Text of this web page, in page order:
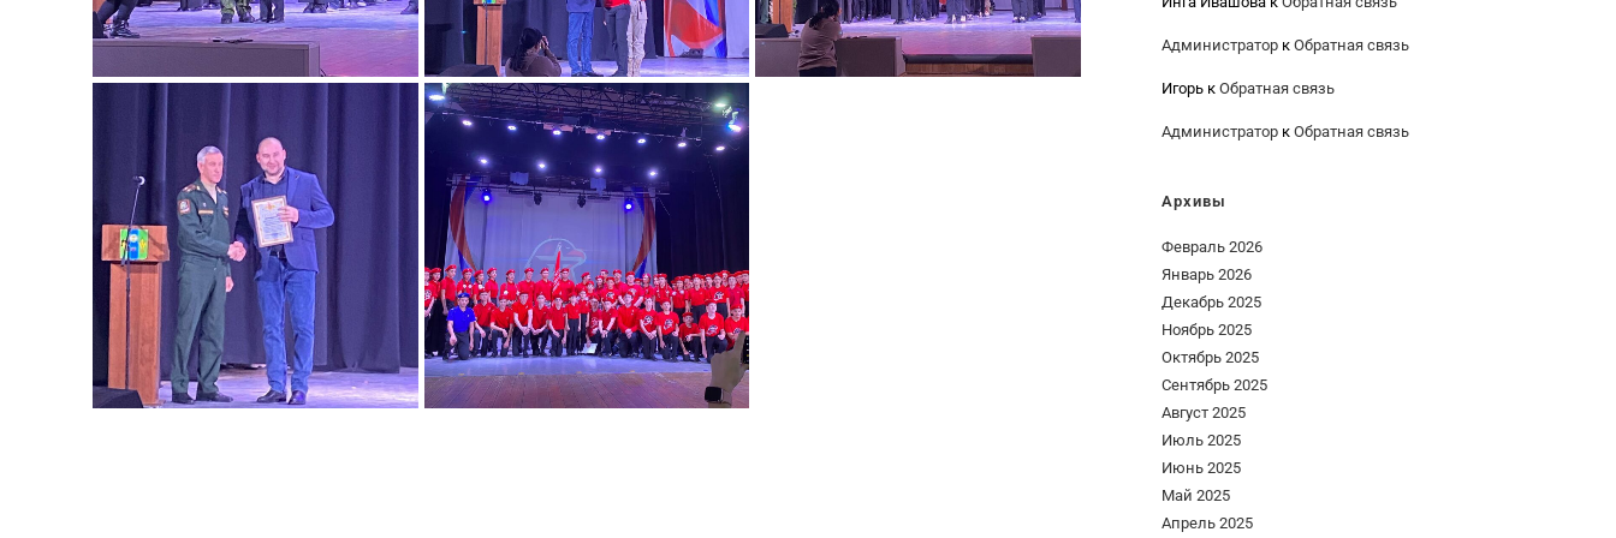
Администратор к Обратная связь
Игорь к Обратная связь
Администратор к Обратная связь
Архивы
Февраль 2026
Январь 2026
Декабрь 2025
Ноябрь 2025
Октябрь 2025
Сентябрь 2025
Август 2025
Июль 2025
Июнь 2025
Май 2025
Апрель 2025